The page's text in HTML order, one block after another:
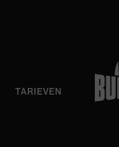
TARIEVEN